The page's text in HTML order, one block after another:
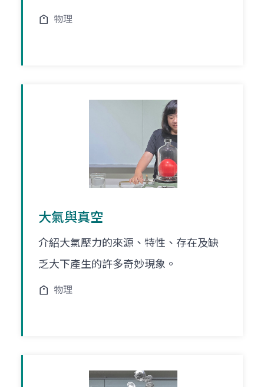
物理
大氣與真空
介紹大氣壓力的來源、特性、存在及缺
乏大下產生的許多奇妙現象。
物理